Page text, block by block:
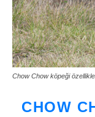
Chow Chow köpeği
CHOW